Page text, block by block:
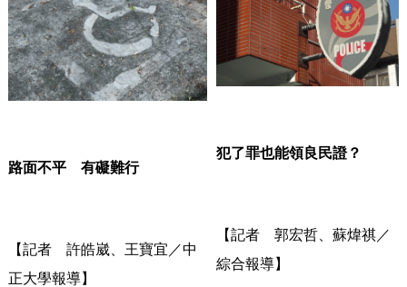
路面不平 有礙難行
【記者 許皓崴、王寶宜／中
正大學報導】
犯了罪也能領良民證？
【記者 郭宏哲、蘇煒祺／
綜合報導】